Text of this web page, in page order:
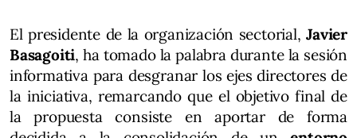
El presidente de la organización sectorial,Javier
Basagoiti, ha tomado la palabra durante la sesión
informativa para desgranar los ejes directores de
la iniciativa, remarcando que el objetivo final de
la propuesta consiste en aportar de forma